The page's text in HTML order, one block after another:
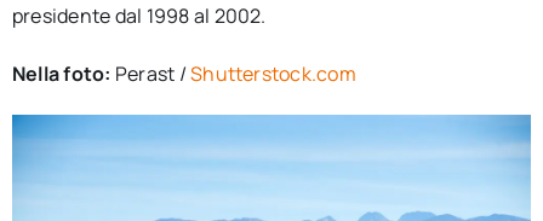
presidente dal 1998 al 2002.
Nella foto: Perast /Shutterstock.com